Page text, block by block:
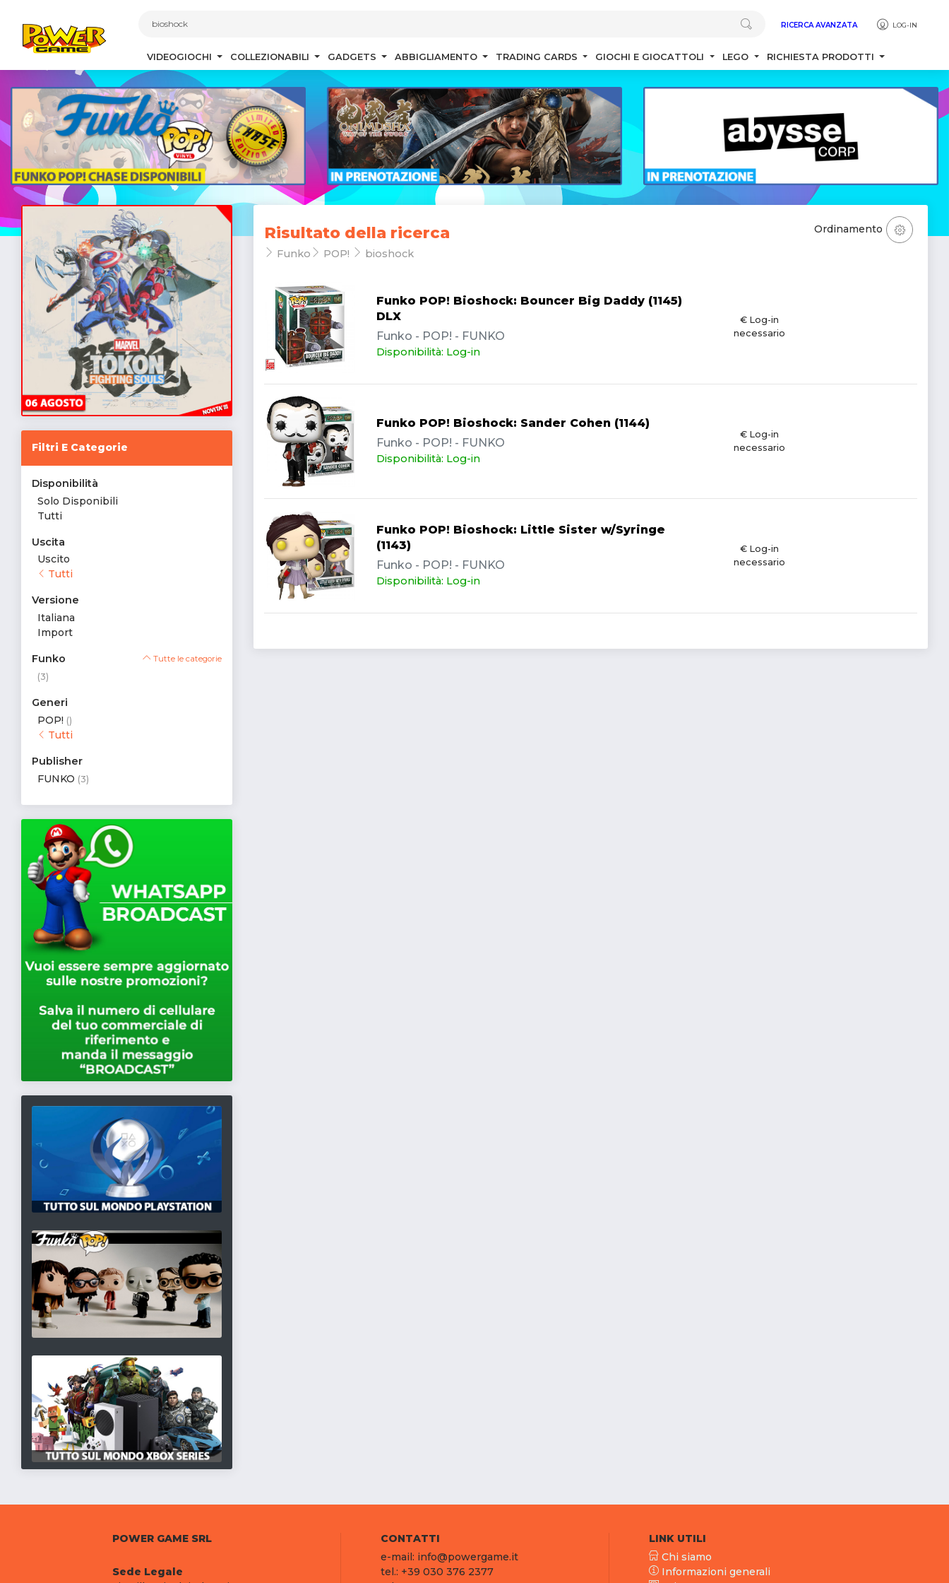
RICERCA AVANZATA LOG-IN
VIDEOGIOCHI COLLEZIONABILI GADGETS ABBIGLIAMENTO TRADING CARDS GIOCHI E GIOCATTOLI LEGO RICHIESTA PRODOTTI
Filtri E Categorie
Disponibilità
Solo Disponibili
Tutti
Uscita
Uscito
Tutti
Versione
Italiana
Import
Funko Tutte le categorie
(3)
Generi
POP! ()
Tutti
Publisher
FUNKO (3)
Risultato della ricerca
Funko POP! bioshock
Ordinamento
Funko POP! Bioshock: Bouncer Big Daddy (1145)
DLX
Funko - POP! - FUNKO
Disponibilità: Log-in
€ Log-in
necessario
Funko POP! Bioshock: Sander Cohen (1144)
Funko - POP! - FUNKO
Disponibilità: Log-in
€ Log-in
necessario
Funko POP! Bioshock: Little Sister w/Syringe
(1143)
Funko - POP! - FUNKO
Disponibilità: Log-in
€ Log-in
necessario
POWER GAME SRL
Sede Legale
CONTATTI
e-mail: info@powergame.it
tel.: +39 030 376 2377
LINK UTILI
Chi siamo
Informazioni generali